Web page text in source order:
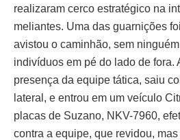
realizaram cerco estratégico na
meliantes. Uma das guarnições
avistou o caminhão, sem
indivíduos em pé do lado de fora.
presença da equipe tática, saiu
lateral, e entrou em um veículo
placas de Suzano, NKV-7960,
contra a equipe, que revidou,